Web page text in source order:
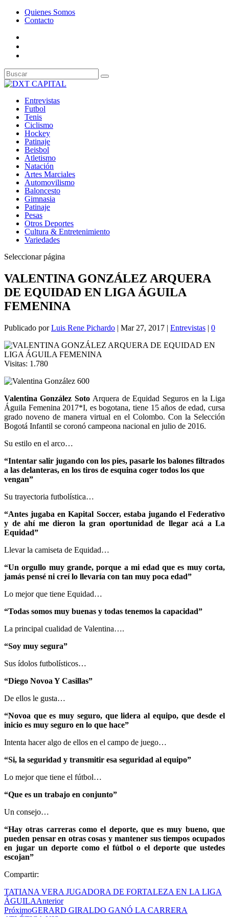
Quienes Somos
Contacto
Entrevistas
Futbol
Tenis
Ciclismo
Hockey
Patinaje
Beisbol
Atletismo
Natación
Artes Marciales
Automovilismo
Baloncesto
Gimnasia
Patinaje
Pesas
Otros Deportes
Cultura & Entretenimiento
Variedades
Seleccionar página
VALENTINA GONZÁLEZ ARQUERA
DE EQUIDAD EN LIGA ÁGUILA
FEMENINA
Publicado porLuis Rene Pichardo | Mar 27, 2017 | Entrevistas | 0
Visitas: 1.780
Valentina González Soto Arquera de Equidad Seguros en la Liga
Águila Femenina 2017*I, es bogotana, tiene 15 años de edad, cursa
grado noveno de manera virtual en el Colombo. Con la Selección
Bogotá Infantil se coronó campeona nacional en julio de 2016.
Su estilo en el arco…
“Intentar salir jugando con los pies, pasarle los balones filtrados
a las delanteras, en los tiros de esquina coger todos los que
vengan”
Su trayectoria futbolística…
“Antes jugaba en Kapital Soccer, estaba jugando el Federativo
y de ahí me dieron la gran oportunidad de llegar acá a La
Equidad”
Llevar la camiseta de Equidad…
“Un orgullo muy grande, porque a mi edad que es muy corta,
jamás pensé ni creí lo llevaría con tan muy poca edad”
Lo mejor que tiene Equidad…
“Todas somos muy buenas y todas tenemos la capacidad”
La principal cualidad de Valentina….
“Soy muy segura”
Sus ídolos futbolísticos…
“Diego Novoa Y Casillas”
De ellos le gusta…
“Novoa que es muy seguro, que lidera al equipo, que desde el
inicio es muy seguro en lo que hace”
Intenta hacer algo de ellos en el campo de juego…
“Si, la seguridad y transmitir esa seguridad al equipo”
Lo mejor que tiene el fútbol…
“Que es un trabajo en conjunto”
Un consejo…
“Hay otras carreras como el deporte, que es muy bueno, que
pueden pensar en otras cosas y mantener sus tiempos ocupados
en jugar un deporte como el fútbol o el deporte que ustedes
escojan”
Compartir:
TATIANA VERA JUGADORA DE FORTALEZA EN LA LIGA
ÁGUILAAnterior
PróximoGERARD GIRALDO GANÓ LA CARRERA